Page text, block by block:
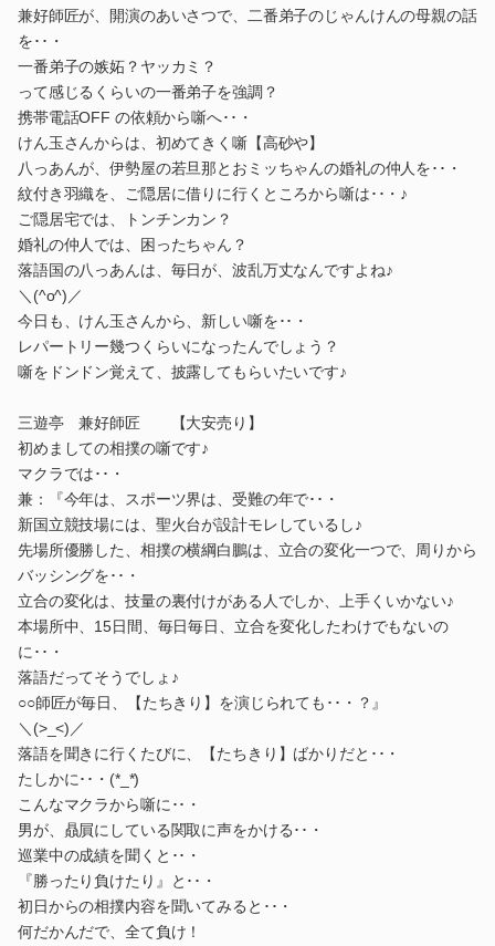
兼好師匠が、開演のあいさつで、二番弟子のじゃんけんの母親の話
を･･・
一番弟子の嫉妬？ヤッカミ？
って感じるくらいの一番弟子を強調？
携帯電話OFF の依頼から噺へ･･・
けん玉さんからは、初めてきく噺【高砂や】
八っあんが、伊勢屋の若旦那とおミッちゃんの婚礼の仲人を･･・
紋付き羽織を、ご隠居に借りに行くところから噺は･･・♪
ご隠居宅では、トンチンカン？
婚礼の仲人では、困ったちゃん？
落語国の八っあんは、毎日が、波乱万丈なんですよね♪
＼(^o^)／
今日も、けん玉さんから、新しい噺を･･・
レパートリー幾つくらいになったんでしょう？
噺をドンドン覚えて、披露してもらいたいです♪
三遊亭 兼好師匠 【大安売り】
初めましての相撲の噺です♪
マクラでは･･・
兼：『今年は、スポーツ界は、受難の年で･･・
新国立競技場には、聖火台が設計モレしているし♪
先場所優勝した、相撲の横綱白鵬は、立合の変化一つで、周りから
バッシングを･･・
立合の変化は、技量の裏付けがある人でしか、上手くいかない♪
本場所中、15日間、毎日毎日、立合を変化したわけでもないの
に･･・
落語だってそうでしょ♪
○○師匠が毎日、【たちきり】を演じられても･･・？』
＼(>_<)／
落語を聞きに行くたびに、【たちきり】ばかりだと･･・
たしかに･･・(*_*)
こんなマクラから噺に･･・
男が、贔屓にしている関取に声をかける･･・
巡業中の成績を聞くと･･・
『勝ったり負けたり』と･･・
初日からの相撲内容を聞いてみると･･・
何だかんだで、全て負け！